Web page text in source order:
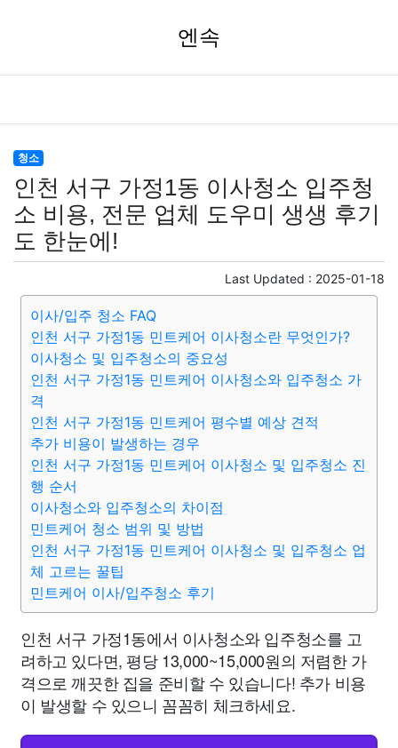
엔속
청소
인천 서구 가정1동 이사청소 입주청
소 비용, 전문 업체 도우미 생생 후기
도 한눈에!
Last Updated : 2025-01-18
이사/입주 청소 FAQ
인천 서구 가정1동 민트케어 이사청소란 무엇인가?
이사청소 및 입주청소의 중요성
인천 서구 가정1동 민트케어 이사청소와 입주청소 가
격
인천 서구 가정1동 민트케어 평수별 예상 견적
추가 비용이 발생하는 경우
인천 서구 가정1동 민트케어 이사청소 및 입주청소 진
행 순서
이사청소와 입주청소의 차이점
민트케어 청소 범위 및 방법
인천 서구 가정1동 민트케어 이사청소 및 입주청소 업
체 고르는 꿀팁
민트케어 이사/입주청소 후기
인천 서구 가정1동에서 이사청소와 입주청소를 고
려하고 있다면, 평당 13,000~15,000원의 저렴한 가
격으로 깨끗한 집을 준비할 수 있습니다! 추가 비용
이 발생할 수 있으니 꼼꼼히 체크하세요.